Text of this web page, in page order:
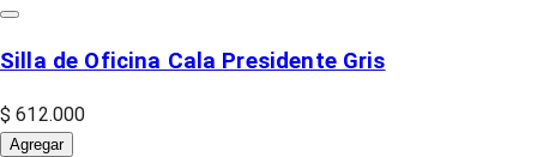
Silla de Oficina Cala Presidente Gris
$ 612.000
Agregar